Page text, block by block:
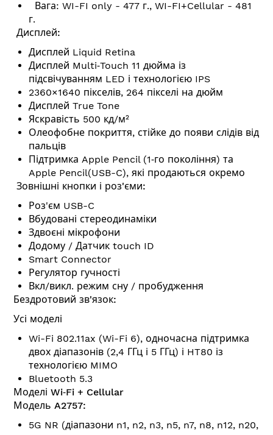
Вага: WI-FI only - 477 г., WI-FI+Cellular - 481
г.
Дисплей:
Дисплей Liquid Retina
Дисплей Multi‑Touch 11 дюйма із
підсвічуванням LED і технологією IPS
2360×1640 пікселів, 264 пікселі на дюйм
Дисплей True Tone
Яскравість 500 кд/м²
Олеофобне покриття, стійке до появи слідів від
пальців
Підтримка Apple Pencil (1‑го покоління) та
Apple Pencil(USB-C), які продаються окремо
Зовнішні кнопки і роз'єми:
Роз'єм USB-C
Вбудовані стереодинаміки
Здвоєні мікрофони
Додому / Датчик touch ID
Smart Connector
Регулятор гучності
Вкл/викл. режим сну / пробудження
Бездротовий зв'язок:
Усі моделі
Wi-Fi 802.11ax (Wi-Fi 6), одночасна підтримка
двох діапазонів (2,4 ГГц і 5 ГГц) і HT80 із
технологією MIMO
Bluetooth 5.3
Моделі Wi‑Fi + Cellular
Модель A2757:
5G NR (діапазони n1, n2, n3, n5, n7, n8, n12, n20,